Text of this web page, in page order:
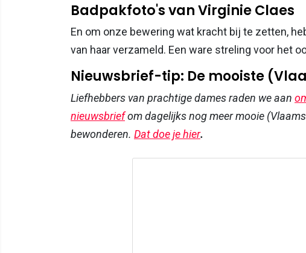
Badpakfoto's van Virginie Claes
En om onze bewering wat kracht bij te zetten,
van haar verzameld. Een ware streling voor het
Nieuwsbrief-tip: De mooiste
Liefhebbers van prachtige dames raden we aan
nieuwsbriefom dagelijks nog meer mooie
bewonderen. Dat doe je hier.